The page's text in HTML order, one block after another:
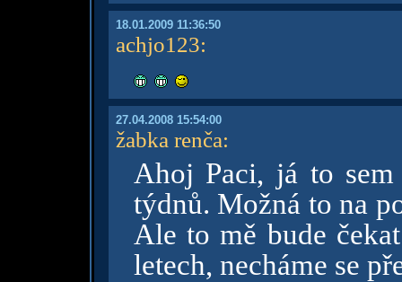
18.01.2009 11:36:50
achjo123:
27.04.2008 15:54:00
žabka renča:
Ahoj Paci, já to
týdnů. Možná to na
Ale to mě bude
letech, necháme se